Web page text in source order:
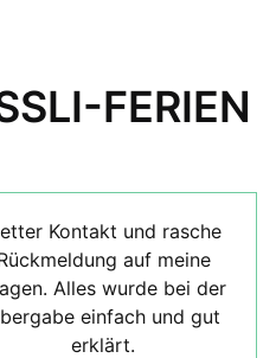
FERIEN
Kontakt und rasche
auf meine
Alles wurde bei der
einfach und gut
erklärt.